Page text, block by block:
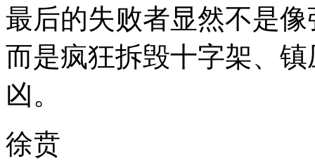
最后的失败者显然不是
而是疯狂拆毁十字架、
凶。
徐贲